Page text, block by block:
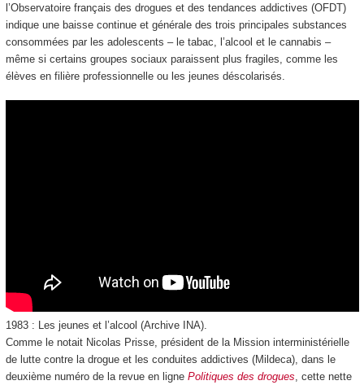
l’Observatoire français des drogues et des tendances addictives (OFDT)
indique une baisse continue et générale des trois principales substances
consommées par les adolescents – le tabac, l’alcool et le cannabis –
même si certains groupes sociaux paraissent plus fragiles, comme les
élèves en filière professionnelle ou les jeunes déscolarisés.
1983 : Les jeunes et l’alcool (Archive INA).
Comme le notait Nicolas Prisse, président de la Mission interministérielle
de lutte contre la drogue et les conduites addictives (Mildeca), dans le
deuxième numéro de la revue en ligne Politiques des drogues, cette nette